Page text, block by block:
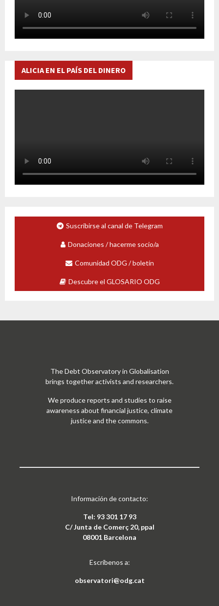
ALICIA EN EL PAÍS DEL DINERO
Suscribirse al canal de Telegram
Donaciones / hacerme socio/a
Comunidad ODG / boletín
Descubre el GLOSARIO ODG
The Debt Observatory in Globalisation
brings together activists and researchers.
We produce reports and studies to raise
awareness about financial justice, climate
justice and the commons.
Información de contacto:
Tel: 93 301 17 93
C/ Junta de Comerç 20, ppal
08001 Barcelona
Escríbenos a:
observatori@odg.cat